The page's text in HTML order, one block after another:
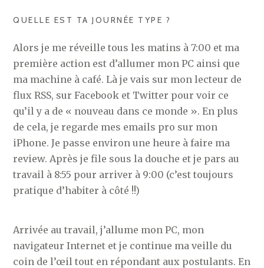
QUELLE EST TA JOURNÉE TYPE ?
Alors je me réveille tous les matins à 7:00 et ma
première action est d’allumer mon PC ainsi que
ma machine à café. Là je vais sur mon lecteur de
flux RSS, sur Facebook et Twitter pour voir ce
qu’il y a de « nouveau dans ce monde ». En plus
de cela, je regarde mes emails pro sur mon
iPhone. Je passe environ une heure à faire ma
review. Après je file sous la douche et je pars au
travail à 8:55 pour arriver à 9:00 (c’est toujours
pratique d’habiter à côté !!)
Arrivée au travail, j’allume mon PC, mon
navigateur Internet et je continue ma veille du
coin de l’œil tout en répondant aux postulants. En